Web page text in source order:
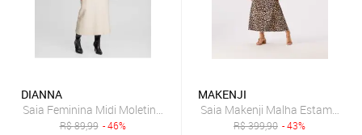
DIANNA
Saia Feminina Midi Moletinho Texturizado Dianna Bege
R$89,99 - 46%
MAKENJI
Saia Makenji Malha Estampa
R$399,90 - 43%